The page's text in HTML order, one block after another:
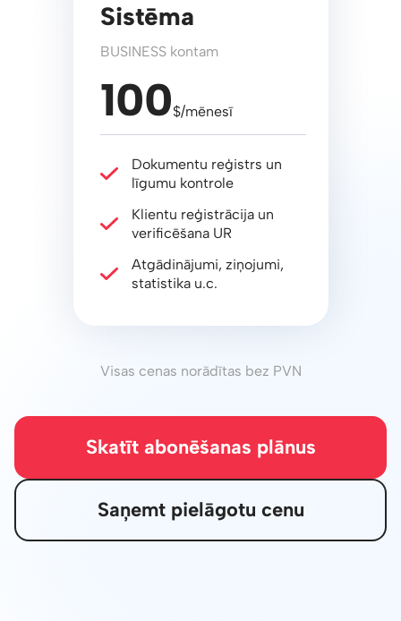
Sistēma
BUSINESS kontam
100$/mēnesī
Dokumentu reģistrs un
līgumu kontrole
Klientu reģistrācija un
verificēšana UR
Atgādinājumi, ziņojumi,
statistika u.c.
Visas cenas norādītas bez PVN
Skatīt abonēšanas plānus
Saņemt pielāgotu cenu